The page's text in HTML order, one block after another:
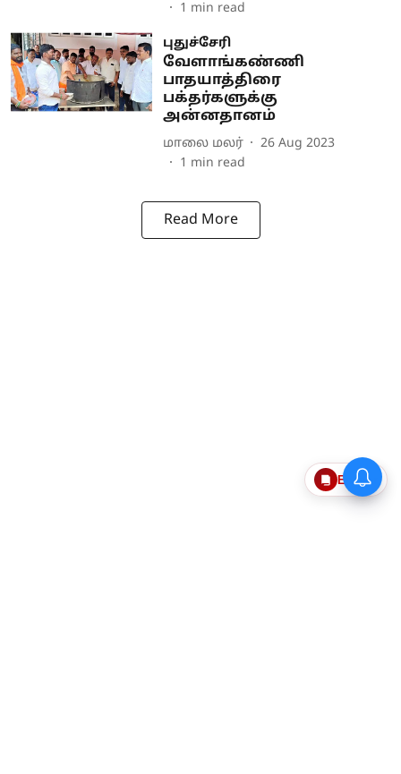
1 min read
புதுச்சேரி
வேளாங்கண்ணி
பாதயாத்திரை
பக்தர்களுக்கு
அன்னதானம்
மாலை மலர்
26 Aug 2023
1 min read
Read More
Epaper
மக்களுக்காக அவமானத்தை
தாங்க தயார்.. பெங்களூரு விசிட்